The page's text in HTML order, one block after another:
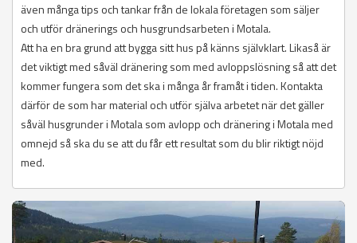
även många tips och tankar från de lokala företagen som säljer
och utför dränerings och husgrundsarbeten i Motala.
Att ha en bra grund att bygga sitt hus på känns självklart. Likaså är
det viktigt med såväl dränering som med avloppslösning så att det
kommer fungera som det ska i många år framåt i tiden. Kontakta
därför de som har material och utför själva arbetet när det gäller
såväl husgrunder i Motala som avlopp och dränering i Motala med
omnejd så ska du se att du får ett resultat som du blir riktigt nöjd
med.